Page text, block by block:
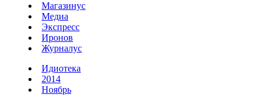
Магазинус
Медиа
Экспресс
Иронов
Журналус
Идиотека
2014
Ноябрь